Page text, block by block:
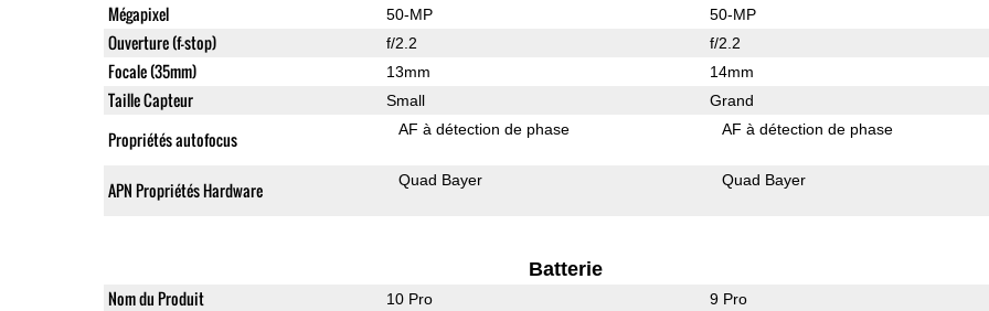
Mégapixel 50-MP 50-MP
Ouverture (f-stop) f/2.2 f/2.2
Focale (35mm) 13mm 14mm
Taille Capteur Small Grand
Propriétés autofocus AF à détection de phase AF à détection de phase
APN Propriétés Hardware Quad Bayer Quad Bayer
Batterie
Nom du Produit 10 Pro 9 Pro